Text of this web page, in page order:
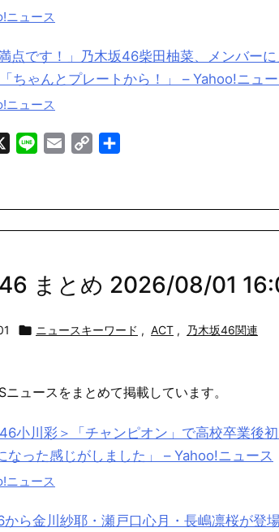
ニュース
満点です！」乃木坂46柴田柚菜、メンバー
ちゃんとプレートから！」 – Yahoo!ニュー
ニュース
Line Email
Copy
まとめ 2026/08/01
 ニュースキーワード , ACT , 乃木坂46関連
ニュースをまとめて掲載しています。
小川彩＞「チャンピオン」で高校卒業後
なった感じがしました」 – Yahoo!ニュース
ニュース
から金川紗耶・瀬戸口心月・長嶋凛桜が登